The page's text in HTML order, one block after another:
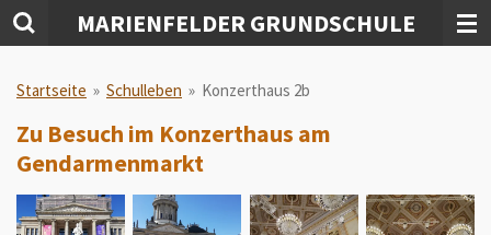
Zum
Hauptinhalt
MARIENFELDER GRUNDSCHULE
Startseite » Schulleben » Konzerthaus 2b
Zu Besuch im Konzerthaus am
Gendarmenmarkt